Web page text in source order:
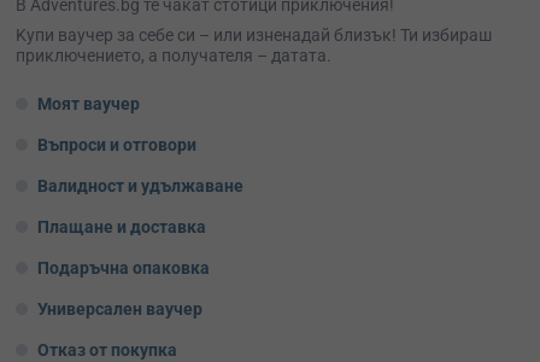
В Adventures.bg те чакат стотици приключения!
Kупи ваучер за себе си – или изненадай близък! Ти избираш
приключението, а получателя – датата.
Моят ваучер
Въпроси и отговори
Валидност и удължаване
Плащане и доставка
Подаръчна опаковка
Универсален ваучер
Отказ от покупка